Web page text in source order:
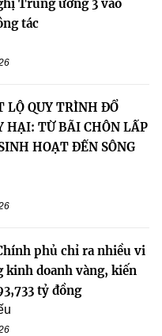
Trung ương 3 vào
tác
LỘ QUY TRÌNH ĐỔ
HẠI: TỪ BÃI CHÔN LẤP
HOẠT ĐẾN SÔNG
phủ chỉ ra nhiều vi
kinh doanh vàng, kiến
tỷ đồng